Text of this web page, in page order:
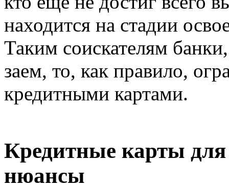
находится на стадии
Таким соискателям
заем, то, как правило,
кредитными картами.
Кредитные карты для
нюансы